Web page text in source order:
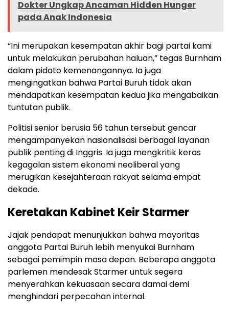
Dokter Ungkap Ancaman Hidden Hunger
pada Anak Indonesia
“Ini merupakan kesempatan akhir bagi partai kami
untuk melakukan perubahan haluan,” tegas Burnham
dalam pidato kemenangannya. Ia juga
mengingatkan bahwa Partai Buruh tidak akan
mendapatkan kesempatan kedua jika mengabaikan
tuntutan publik.
Politisi senior berusia 56 tahun tersebut gencar
mengampanyekan nasionalisasi berbagai layanan
publik penting di Inggris. Ia juga mengkritik keras
kegagalan sistem ekonomi neoliberal yang
merugikan kesejahteraan rakyat selama empat
dekade.
Keretakan Kabinet Keir Starmer
Jajak pendapat menunjukkan bahwa mayoritas
anggota Partai Buruh lebih menyukai Burnham
sebagai pemimpin masa depan. Beberapa anggota
parlemen mendesak Starmer untuk segera
menyerahkan kekuasaan secara damai demi
menghindari perpecahan internal.